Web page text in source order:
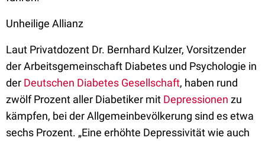
Unheilige Allianz
Laut Privatdozent Dr. Bernhard Kulzer, Vorsitzender
der Arbeitsgemeinschaft Diabetes und Psychologie in
der Deutschen Diabetes Gesellschaft, haben rund
zwölf Prozent aller Diabetiker mit Depressionen zu
kämpfen, bei der Allgemeinbevölkerung sind es etwa
sechs Prozent. „Eine erhöhte Depressivität wie auch